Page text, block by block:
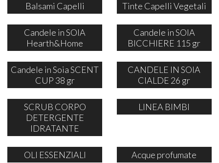
Balsami Capelli Tinte Capelli Vegetali
Candele in SOIA
Hearth&Home
Candele in SOIA
BICCHIERE 115 gr
Candele in Soia SCENT
CUP 38 gr
CANDELE IN SOIA
CIALDE 26 gr
SCRUB CORPO
DETERGENTE
IDRATANTE
LINEA BIMBI
OLI ESSENZIALI Acque profumate